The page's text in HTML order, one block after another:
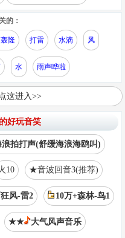
的：
隆 打雷 水滴 风
水 雨声哗啦
这进入>>
好玩音笑
浪拍打声(舒缓海浪海鸥叫)
10 ★音波回音3(推荐)
风-雷2 10万+森林-鸟1
★★ 大气风声音乐